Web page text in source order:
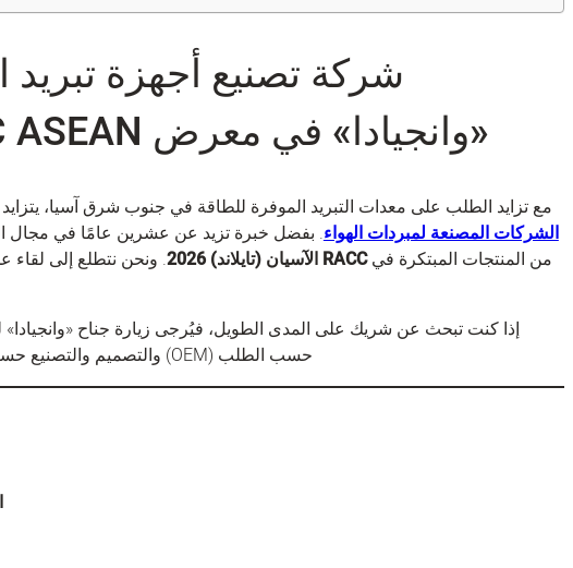
شركة تصنيع أجهزة تبريد
«وانجيادا» في معرض RACC ASEAN تايلاند 2026
مع تزايد الطلب على معدات التبريد الموفرة للطاقة في جنوب شرق آسيا،
الشركات المصنعة لمبردات الهواء. بفضل خبرة تزيد عن عشرين عامًا في مجال
من المنتجات المبتكرة فيRACC الآسيان (تايلاند) 2026
. ونحن نتطلع إلى لقاء
إذا كنت تبحث عن شريك على المدى الطويل، فيُرجى زيارة جناح
حسب الطلب (OEM) والتصميم والتصنيع حسب الطلب (ODM) والبيع بالجملة مع فريقنا.